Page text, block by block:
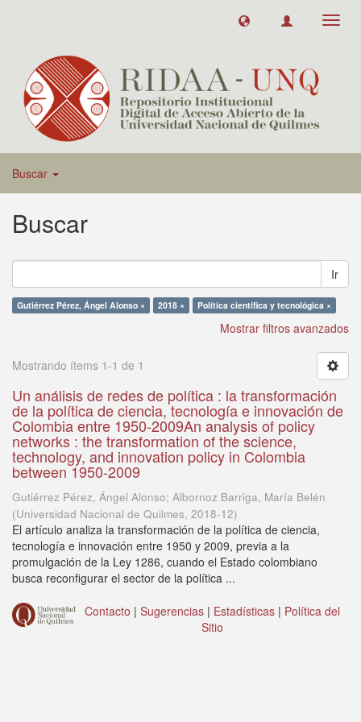
Buscar
Buscar
Ir
Gutiérrez Pérez, Ángel Alonso × 2018 × Política científica y tecnológica ×
Mostrar filtros avanzados
Mostrando ítems 1-1 de 1
Un análisis de redes de política : la transformación
de la política de ciencia, tecnología e innovación de
Colombia entre 1950-2009An analysis of policy
networks : the transformation of the science,
technology, and innovation policy in Colombia
between 1950-2009
Gutiérrez Pérez, Ángel Alonso; Albornoz Barriga, María Belén
(Universidad Nacional de Quilmes, 2018-12)
El artículo analiza la transformación de la política de ciencia,
tecnología e innovación entre 1950 y 2009, previa a la
promulgación de la Ley 1286, cuando el Estado colombiano
busca reconfigurar el sector de la política ...
Contacto | Sugerencias | Estadísticas | Política del
Sitio